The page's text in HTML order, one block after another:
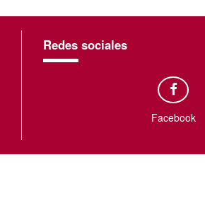
Redes sociales
Facebook